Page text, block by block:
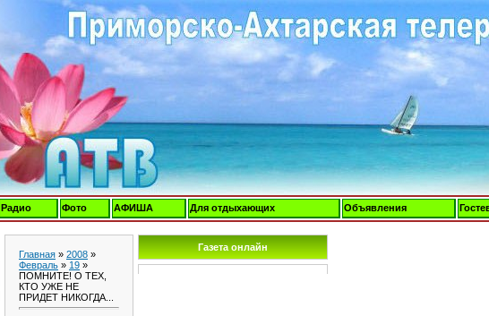
Радио Фото АФИША Для отдыхающих Объявления
Главная » 2008 »
Февраль » 19 »
ПОМНИТЕ! О ТЕХ,
КТО УЖЕ НЕ
ПРИДЕТ НИКОГДА...
Газета онлайн